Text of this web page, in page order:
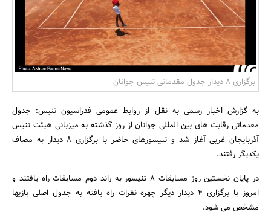
بانک، بیمه و سرمایه
مسکن و ساختمان
برگزاری 8 دیدار جدول مقدماتی تنیس جوانان
به گزارش اخبار رسمی به نقل از روابط عمومی فدراسیون تنیس: جدول
مقدماتی رقابت های بین المللی جوانان از روز گذشته به میزبانی هیئت تنیس
آذربایجان غربی آغاز شد و تنیسورهای حاضر با برگزاری 8 دیدار به مصاف
یکدیگر رفتند.
در پایان نخستین روز مسابقات 8 تنیسور به راند دوم مسابقات راه یافتند و
امروز با برگزاری 4 دیدار دیگر چهره نفرات راه یافته به جدول اصلی بازیها
مشخص می شود.